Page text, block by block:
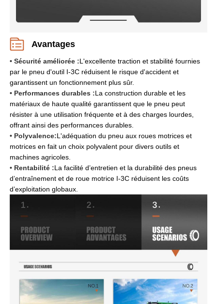
Avantages
• Sécurité améliorée :L'excellente traction et stabilité fournies
par le pneu d'outil I-3C réduisent le risque d'accident et
garantissent un fonctionnement plus sûr.
• Performances durables :La construction durable et les
matériaux de haute qualité garantissent que le pneu peut
résister à une utilisation fréquente et à des charges lourdes,
offrant ainsi des performances durables.
• Polyvalence:L'adéquation du pneu aux roues motrices et
motrices en fait un choix polyvalent pour divers outils et
machines agricoles.
• Rentabilité :La facilité d’entretien et la durabilité des pneus
d’entraînement et de roue motrice I-3C réduisent les coûts
d’exploitation globaux.